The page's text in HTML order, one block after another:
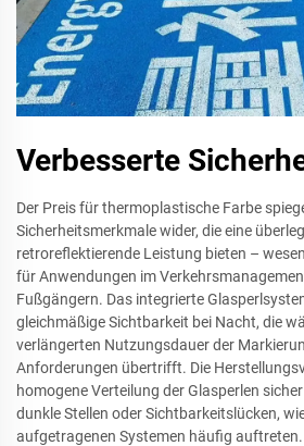
Verbesserte
Der Preis für thermoplastische Farbe
Sicherheitsmerkmale wider, die eine
retroreflektierende Leistung bieten –
für Anwendungen im
Fußgängern. Das integrierte
gleichmäßige Sichtbarkeit bei Nacht, die
verlängerten Nutzungsdauer der
Anforderungen übertrifft. Die
homogene Verteilung der Glasperlen
dunkle Stellen oder Sichtbarkeitslücken,
aufgetragenen Systemen häufig